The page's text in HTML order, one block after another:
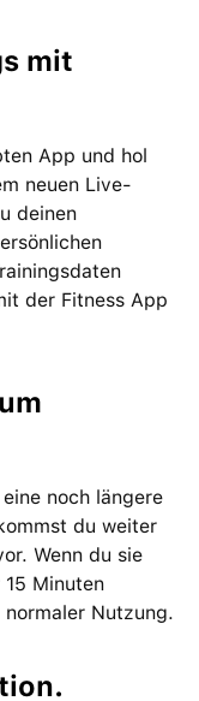
mit
App und hol
neuen Live-
deinen
der Fitness App
noch längere
du weiter
Wenn du sie
Minuten
Nutzung.